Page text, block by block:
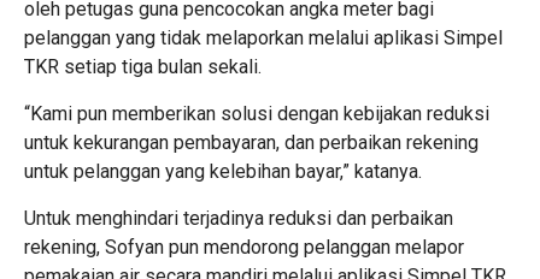
oleh petugas guna pencocokan angka meter bagi
pelanggan yang tidak melaporkan melalui aplikasi Simpel
TKR setiap tiga bulan sekali.
“Kami pun memberikan solusi dengan kebijakan reduksi
untuk kekurangan pembayaran, dan perbaikan rekening
untuk pelanggan yang kelebihan bayar,” katanya.
Untuk menghindari terjadinya reduksi dan perbaikan
rekening, Sofyan pun mendorong pelanggan melapor